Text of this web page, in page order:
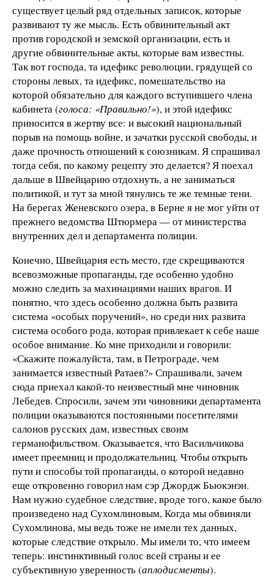
существует целый ряд отдельных записок, которые
развивают ту же мысль. Есть обвинительный акт
против городской и земской организации, есть и
другие обвинительные акты, которые вам известны.
Так вот господа, та идефикс революции, грядущей со
стороны левых, та идефикс, помешательство на
которой обязательно для каждого вступившего члена
кабинета (голоса: «Правильно!»), и этой идефикс
приносится в жертву все: и высокий национальный
порыв на помощь войне, и зачатки русской свободы, и
даже прочность отношений к союзникам. Я спрашивал
тогда себя, по какому рецепту это делается? Я поехал
дальше в Швейцарию отдохнуть, а не заниматься
политикой, и тут за мной тянулись те же темные тени.
На берегах Женевского озера, в Берне я не мог уйти от
прежнего ведомства Штюрмера — от министерства
внутренних дел и департамента полиции.
Конечно, Швейцария есть место, где скрещиваются
всевозможные пропаганды, где особенно удобно
можно следить за махинациями наших врагов. И
понятно, что здесь особенно должна быть развита
система «особых поручений», но среди них развита
система особого рода, которая привлекает к себе наше
особое внимание. Ко мне приходили и говорили:
«Скажите пожалуйста, там, в Петрограде, чем
занимается известный Ратаев?» Спрашивали, зачем
сюда приехал какой-то неизвестный мне чиновник
Лебедев. Спросили, зачем эти чиновники департамента
полиции оказываются постоянными посетителями
салонов русских дам, известных своим
германофильством. Оказывается, что Васильчикова
имеет преемниц и продолжательниц. Чтобы открыть
пути и способы той пропаганды, о которой недавно
еще откровенно говорил нам сэр Джордж Бьюкэнэн.
Нам нужно судебное следствие, вроде того, какое было
произведено над Сухомлиновым, Когда мы обвиняли
Сухомлинова, мы ведь тоже не имели тех данных,
которые следствие открыло. Мы имели то, что имеем
теперь: инстинктивный голос всей страны и ее
субъективную уверенность (аплодисменты).